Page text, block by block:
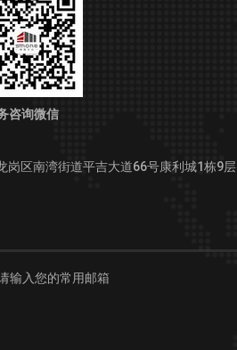
咨询微信
岗区南湾街道平吉大道66号康利城1栋9层
输入您的常用邮箱